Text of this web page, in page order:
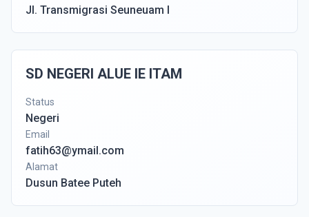
Jl. Transmigrasi Seuneuam I
SD NEGERI ALUE IE ITAM
Status
Negeri
Email
fatih63@ymail.com
Alamat
Dusun Batee Puteh